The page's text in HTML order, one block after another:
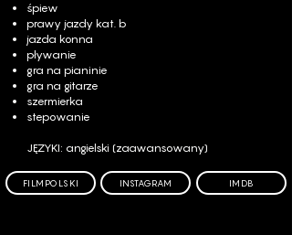
śpiew
prawy jazdy kat. b
jazda konna
pływanie
gra na pianinie
gra na gitarze
szermierka
stepowanie
JĘZYKI: angielski (zaawansowany)
FILMPOLSKI INSTAGRAM IMDB